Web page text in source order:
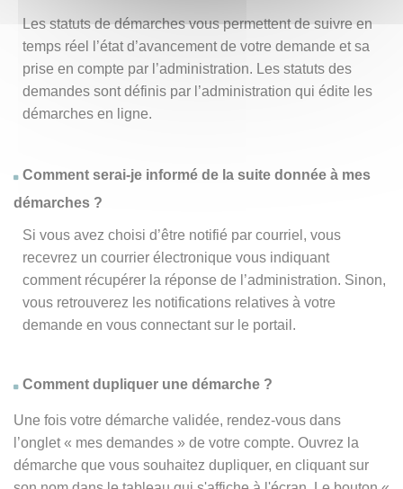
Les statuts de démarches vous permettent de suivre en
temps réel l’état d’avancement de votre demande et sa
prise en compte par l’administration. Les statuts des
demandes sont définis par l’administration qui édite les
démarches en ligne.
Comment serai-je informé de la suite donnée à mes
démarches ?
Si vous avez choisi d’être notifié par courriel, vous
recevrez un courrier électronique vous indiquant
comment récupérer la réponse de l’administration. Sinon,
vous retrouverez les notifications relatives à votre
demande en vous connectant sur le portail.
Comment dupliquer une démarche ?
Une fois votre démarche validée, rendez-vous dans
l’onglet « mes demandes » de votre compte. Ouvrez la
démarche que vous souhaitez dupliquer, en cliquant sur